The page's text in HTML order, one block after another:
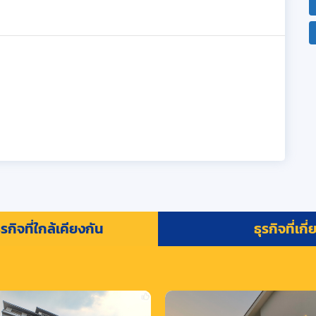
กิจที่ใกล้เคียงกัน ธุรกิจที่เกี่